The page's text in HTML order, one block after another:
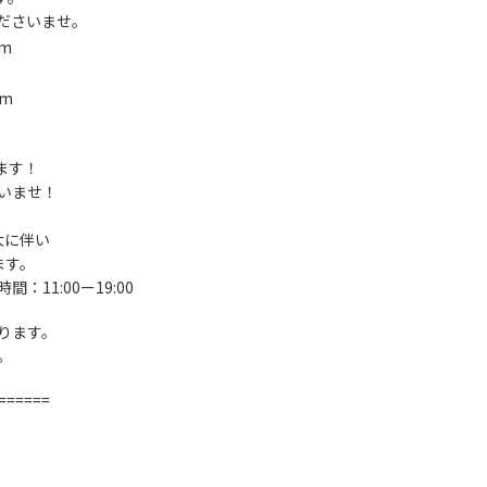
いませ。
！
ませ！
伴い
。
間：11:00ー19:00
す。